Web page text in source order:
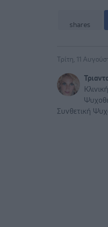
shares
Τρίτη, 11
Συνθετική